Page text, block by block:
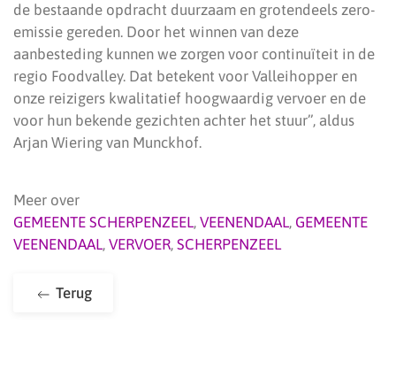
de bestaande opdracht duurzaam en grotendeels zero-
emissie gereden. Door het winnen van deze
aanbesteding kunnen we zorgen voor continuïteit in de
regio Foodvalley. Dat betekent voor Valleihopper en
onze reizigers kwalitatief hoogwaardig vervoer en de
voor hun bekende gezichten achter het stuur”, aldus
Arjan Wiering van Munckhof.
Meer over
GEMEENTE SCHERPENZEEL, VEENENDAAL, GEMEENTE
VEENENDAAL, VERVOER, SCHERPENZEEL
Terug